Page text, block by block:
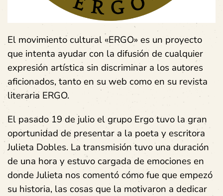
El movimiento cultural «ERGO» es un proyecto
que intenta ayudar con la difusión de cualquier
expresión artística sin discriminar a los autores
aficionados, tanto en su web como en su revista
literaria ERGO.
El pasado 19 de julio el grupo Ergo tuvo la gran
oportunidad de presentar a la poeta y escritora
Julieta Dobles. La transmisión tuvo una duración
de una hora y estuvo cargada de emociones en
donde Julieta nos comentó cómo fue que empezó
su historia, las cosas que la motivaron a dedicar